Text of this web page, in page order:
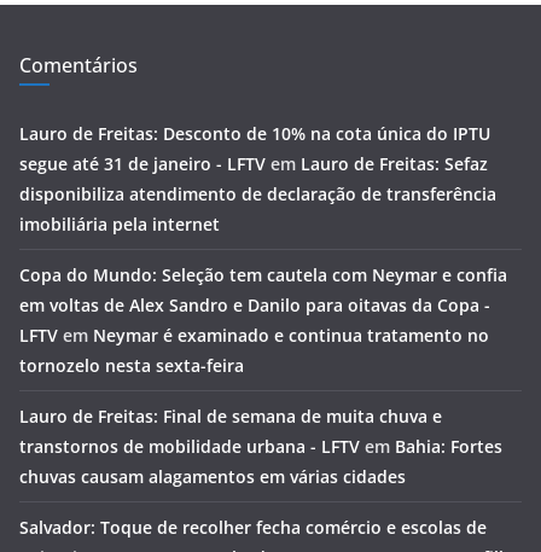
Comentários
Lauro de Freitas: Desconto de 10% na cota única do IPTU
segue até 31 de janeiro - LFTV em Lauro de Freitas: Sefaz
disponibiliza atendimento de declaração de transferência
imobiliária pela internet
Copa do Mundo: Seleção tem cautela com Neymar e confia
em voltas de Alex Sandro e Danilo para oitavas da Copa -
LFTV em Neymar é examinado e continua tratamento no
tornozelo nesta sexta-feira
Lauro de Freitas: Final de semana de muita chuva e
transtornos de mobilidade urbana - LFTV em Bahia: Fortes
chuvas causam alagamentos em várias cidades
Salvador: Toque de recolher fecha comércio e escolas de